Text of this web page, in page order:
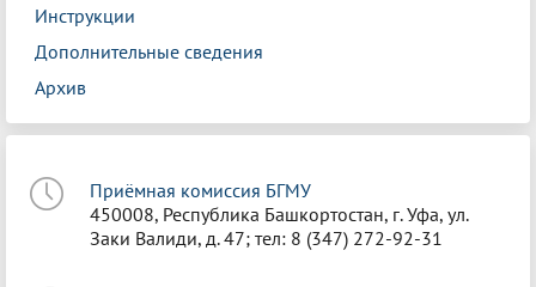
Инструкции
Дополнительные сведения
Архив
Приёмная комиссия БГМУ
450008, Республика Башкортостан, г. Уфа, ул.
Заки Валиди, д. 47; тел: 8 (347) 272-92-31